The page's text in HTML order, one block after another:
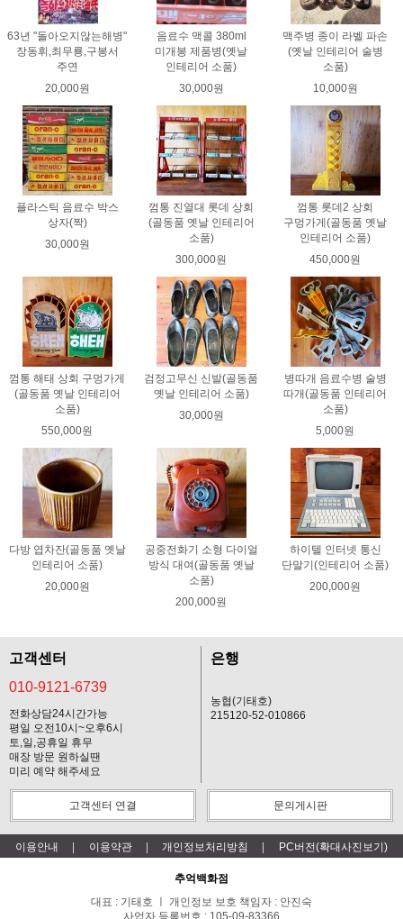
63년 "돌아오지않는해병"
장동휘,최무룡,구봉서
주연
20,000원
음료수 맥콜 380ml
미개봉 제품병(옛날
인테리어 소품)
30,000원
맥주병 종이 라벨 파손
(옛날 인테리어 술병
소품)
10,000원
플라스틱 음료수 박스
상자(짝)
30,000원
껌통 진열대 롯데 상회
(골동품 옛날 인테리어
소품)
300,000원
껌통 롯데2 상회
구멍가게(골동품 옛날
인테리어 소품)
450,000원
껌통 해태 상회 구멍가게
(골동품 옛날 인테리어
소품)
550,000원
검정고무신 신발(골동품
옛날 인테리어 소품)
30,000원
병따개 음료수병 술병
따개(골동품 인테리어
소품)
5,000원
다방 엽차잔(골동품 옛날
인테리어 소품)
20,000원
공중전화기 소형 다이얼
방식 대여(골동품 옛날
소품)
200,000원
하이텔 인터넷 통신
단말기(인테리어 소품)
200,000원
고객센터
010-9121-6739
전화상담24시간가능
평일 오전10시~오후6시
토,일,공휴일 휴무
매장 방문 원하실땐
미리 예약 해주세요
은행
농협(기태호)
215120-52-010866
고객센터 연결 문의게시판
이용안내 이용약관 개인정보처리방침 PC버전(확대사진보기)
추억백화점
대표 : 기태호 ㅣ 개인정보 보호 책임자 : 안진숙